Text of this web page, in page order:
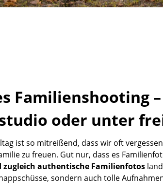
Familienshooting
oder unter
ist so mitreißend, dass wir oft
zu freuen. Gut nur, dass es
zugleich authentische Familienfotos
sondern auch tolle